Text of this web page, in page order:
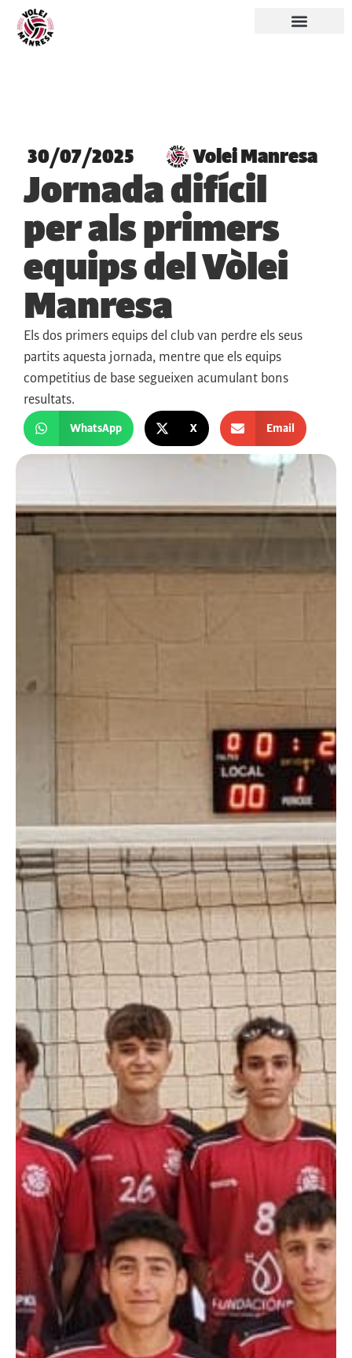
30/07/2025 Volei Manresa
Jornada difícil
per als primers
equips del Vòlei
Manresa
Els dos primers equips del club van perdre els seus
partits aquesta jornada, mentre que els equips
competitius de base segueixen acumulant bons
resultats.
WhatsApp X Email